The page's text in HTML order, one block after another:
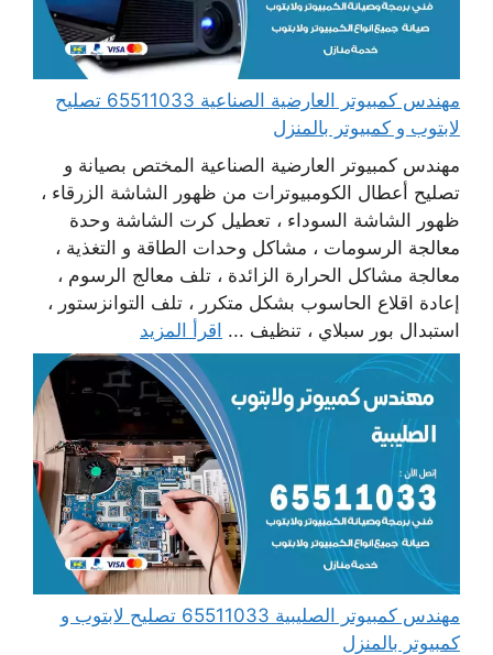
مهندس كمبيوتر العارضية الصناعية 65511033 تصليح
لابتوب و كمبيوتر بالمنزل
مهندس كمبيوتر العارضية الصناعية المختص بصيانة و
تصليح أعطال الكومبيوترات من ظهور الشاشة الزرقاء ،
ظهور الشاشة السوداء ، تعطيل كرت الشاشة وحدة
معالجة الرسومات ، مشاكل وحدات الطاقة و التغذية ،
معالجة مشاكل الحرارة الزائدة ، تلف معالج الرسوم ،
إعادة اقلاع الحاسوب بشكل متكرر ، تلف التوانزستور ،
استبدال بور سبلاي ، تنظيف ... اقرأ المزيد
مهندس كمبيوتر الصليبية 65511033 تصليح لابتوب و
كمبيوتر بالمنزل